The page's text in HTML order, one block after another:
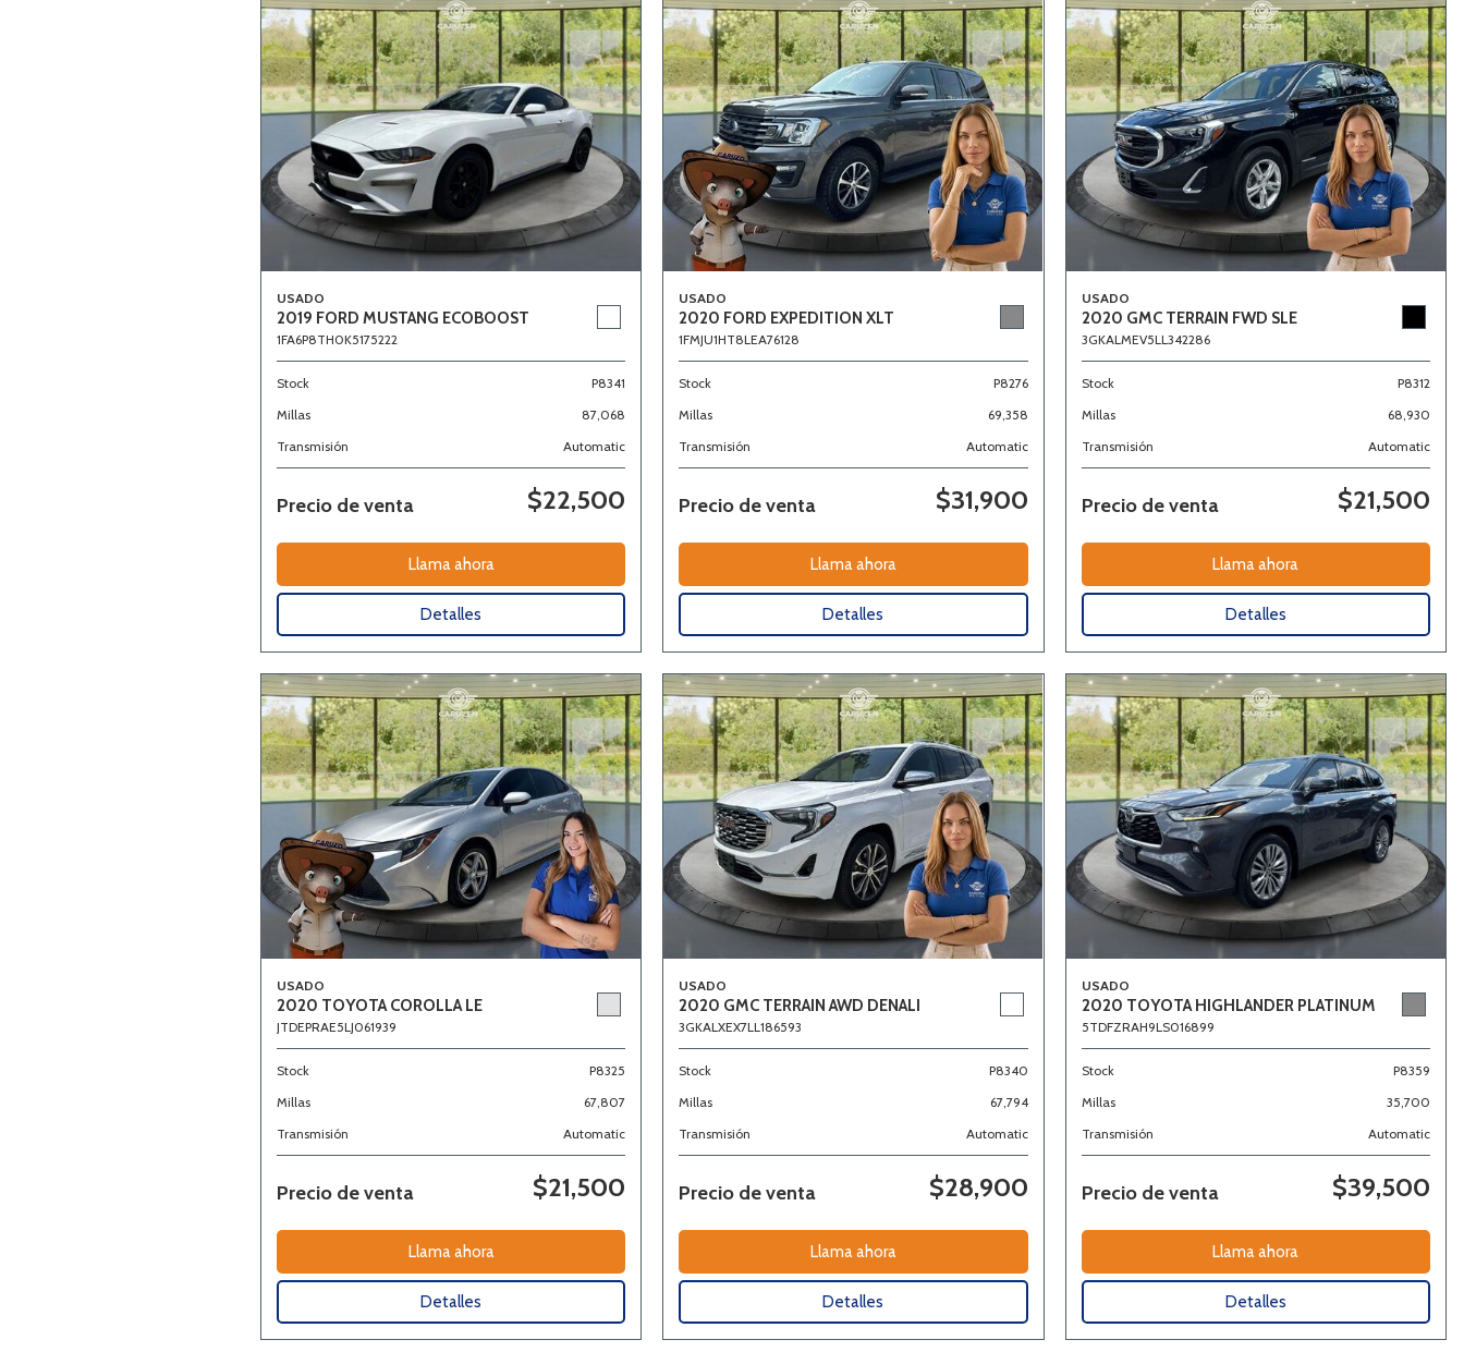
USADO
2019 FORD MUSTANG ECOBOOST
1FA6P8TH0K5175222
Stock
P8341
Millas
87,068
Transmisión
Automatic
Precio de venta $22,500
Llama ahora
Detalles
USADO
2020 FORD EXPEDITION XLT
1FMJU1HT8LEA76128
Stock
P8276
Millas
69,358
Transmisión
Automatic
Precio de venta $31,900
Llama ahora
Detalles
USADO
2020 GMC TERRAIN FWD SLE
3GKALMEV5LL342286
Stock
P8312
Millas
68,930
Transmisión
Automatic
Precio de venta $21,500
Llama ahora
Detalles
USADO
2020 TOYOTA COROLLA LE
JTDEPRAE5LJ061939
Stock
P8325
Millas
67,807
Transmisión
Automatic
Precio de venta $21,500
Llama ahora
Detalles
USADO
2020 GMC TERRAIN AWD DENALI
3GKALXEX7LL186593
Stock
P8340
Millas
67,794
Transmisión
Automatic
Precio de venta $28,900
Llama ahora
Detalles
USADO
2020 TOYOTA HIGHLANDER PLATINUM
5TDFZRAH9LS016899
Stock
P8359
Millas
35,700
Transmisión
Automatic
Precio de venta $39,500
Llama ahora
Detalles